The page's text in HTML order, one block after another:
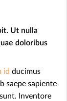
Ut nulla
doloribus
id ducimus
saepe sapiente
Inventore